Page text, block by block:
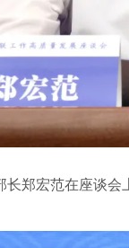
长郑宏范在座谈会